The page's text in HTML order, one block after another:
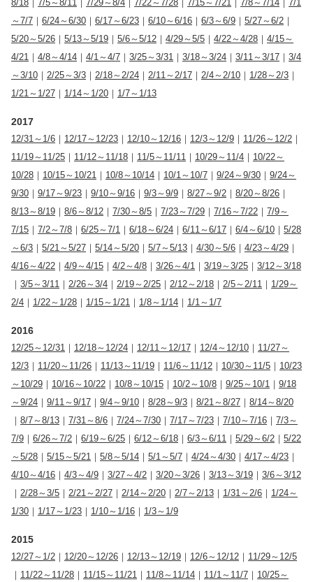
8/18 ｜ 7/5～8/11 ｜ 7/29～8/4 ｜ 7/22～7/28 ｜ 7/15～7/21 ｜ 7/8～7/14 ｜ 7/1
～7/7 ｜ 6/24～6/30 ｜ 6/17～6/23 ｜ 6/10～6/16 ｜ 6/3～6/9 ｜ 5/27～6/2 ｜
5/20～5/26 ｜ 5/13～5/19 ｜ 5/6～5/12 ｜ 4/29～5/5 ｜ 4/22～4/28 ｜ 4/15～
4/21 ｜ 4/8～4/14 ｜ 4/1～4/7 ｜ 3/25～3/31 ｜ 3/18～3/24 ｜ 3/11～3/17 ｜ 3/4
～3/10 ｜ 2/25～3/3 ｜ 2/18～2/24 ｜ 2/11～2/17 ｜ 2/4～2/10 ｜ 1/28～2/3 ｜
1/21～1/27 ｜ 1/14～1/20 ｜ 1/7～1/13
2017
12/31～1/6 ｜ 12/17～12/23 ｜ 12/10～12/16 ｜ 12/3～12/9 ｜ 11/26～12/2 ｜
11/19～11/25 ｜ 11/12～11/18 ｜ 11/5～11/11 ｜ 10/29～11/4 ｜ 10/22～
10/28 ｜ 10/15～10/21 ｜ 10/8～10/14 ｜ 10/1～10/7 ｜ 9/24～9/30 ｜ 9/24～
9/30 ｜ 9/17～9/23 ｜ 9/10～9/16 ｜ 9/3～9/9 ｜ 8/27～9/2 ｜ 8/20～8/26 ｜
8/13～8/19 ｜ 8/6～8/12 ｜ 7/30～8/5 ｜ 7/23～7/29 ｜ 7/16～7/22 ｜ 7/9～
7/15 ｜ 7/2～7/8 ｜ 6/25～7/1 ｜ 6/18～6/24 ｜ 6/11～6/17 ｜ 6/4～6/10 ｜ 5/28
～6/3 ｜ 5/21～5/27 ｜ 5/14～5/20 ｜ 5/7～5/13 ｜ 4/30～5/6 ｜ 4/23～4/29 ｜
4/16～4/22 ｜ 4/9～4/15 ｜ 4/2～4/8 ｜ 3/26～4/1 ｜ 3/19～3/25 ｜ 3/12～3/18
｜ 3/5～3/11 ｜ 2/26～3/4 ｜ 2/19～2/25 ｜ 2/12～2/18 ｜ 2/5～2/11 ｜ 1/29～
2/4 ｜ 1/22～1/28 ｜ 1/15～1/21 ｜ 1/8～1/14 ｜ 1/1～1/7
2016
12/25～12/31 ｜ 12/18～12/24 ｜ 12/11～12/17 ｜ 12/4～12/10 ｜ 11/27～
12/3 ｜ 11/20～11/26 ｜ 11/13～11/19 ｜ 11/6～11/12 ｜ 10/30～11/5 ｜ 10/23
～10/29 ｜ 10/16～10/22 ｜ 10/8～10/15 ｜ 10/2～10/8 ｜ 9/25～10/1 ｜ 9/18
～9/24 ｜ 9/11～9/17 ｜ 9/4～9/10 ｜ 8/28～9/3 ｜ 8/21～8/27 ｜ 8/14～8/20
｜ 8/7～8/13 ｜ 7/31～8/6 ｜ 7/24～7/30 ｜ 7/17～7/23 ｜ 7/10～7/16 ｜ 7/3～
7/9 ｜ 6/26～7/2 ｜ 6/19～6/25 ｜ 6/12～6/18 ｜ 6/3～6/11 ｜ 5/29～6/2 ｜ 5/22
～5/28 ｜ 5/15～5/21 ｜ 5/8～5/14 ｜ 5/1～5/7 ｜ 4/24～4/30 ｜ 4/17～4/23 ｜
4/10～4/16 ｜ 4/3～4/9 ｜ 3/27～4/2 ｜ 3/20～3/26 ｜ 3/13～3/19 ｜ 3/6～3/12
｜ 2/28～3/5 ｜ 2/21～2/27 ｜ 2/14～2/20 ｜ 2/7～2/13 ｜ 1/31～2/6 ｜ 1/24～
1/30 ｜ 1/17～1/23 ｜ 1/10～1/16 ｜ 1/3～1/9
2015
12/27～1/2 ｜ 12/20～12/26 ｜ 12/13～12/19 ｜ 12/6～12/12 ｜ 11/29～12/5
｜ 11/22～11/28 ｜ 11/15～11/21 ｜ 11/8～11/14 ｜ 11/1～11/7 ｜ 10/25～